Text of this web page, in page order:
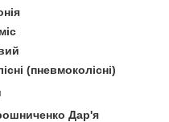
(пневмоколісні)
Дар'я